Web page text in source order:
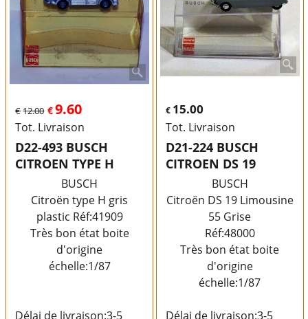
€12.00 €9.60
Tot. Livraison
D22-493 BUSCH
CITROEN TYPE H
BUSCH
Citroën type H gris
plastic Réf:41909
Très bon état boite
d'origine
échelle:1/87
Délai de livraison:3-5
€ 15.00
Tot. Livraison
D21-224 BUSCH
CITROEN DS 19
BUSCH
Citroën DS 19 Limousine
55 Grise
Réf:48000
Très bon état boite
d'origine
échelle:1/87
Délai de livraison:3-5